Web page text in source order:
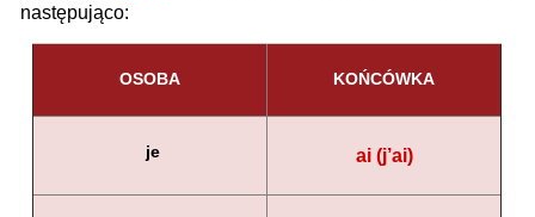
następująco:
OSOBA KOŃCÓWKA
je ai (j’ai)